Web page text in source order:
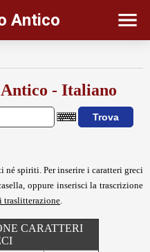
Antico
- Italiano
né spiriti. Per inserire i caratteri greci
oppure inserisci la trascrizione
traslitterazione
CARATTERI